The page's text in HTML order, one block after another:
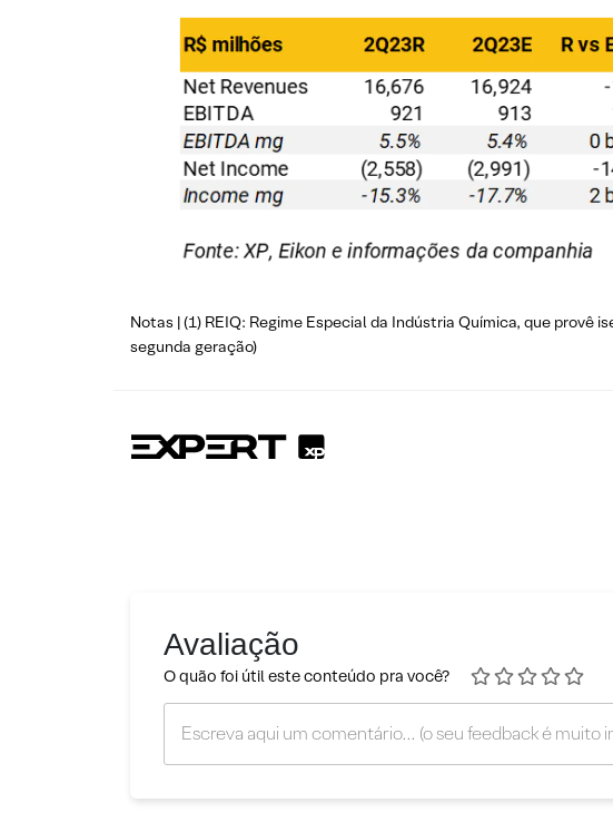
Notas | (1) REIQ: Regime Especial da Indústria Química, que
segunda geração)
Avaliação
O quão foi útil este conteúdo pra você?